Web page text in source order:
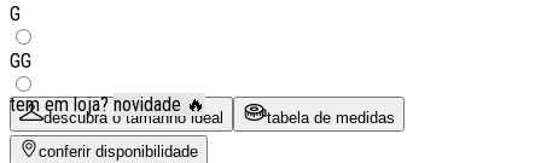
G
GG
descubra o tamanho ideal tabela de medidas
tem em loja? novidade 🔥
conferir disponibilidade